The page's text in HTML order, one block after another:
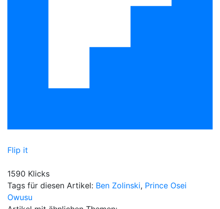
Flip it
1590 Klicks
Tags für diesen Artikel: Ben Zolinski, Prince Osei
Owusu